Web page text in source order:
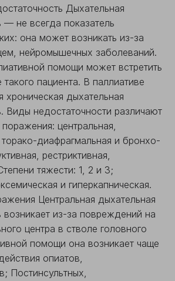
Дыхательная
— не всегда показатель
она может возникать из-за
нейромышечных заболеваний.
помощи может встретить
такого пациента. В паллиативе
хроническая дыхательная
Виды недостаточности различают
центральная,
диафрагмальная и бронхо-
рестриктивная,
тяжести: 1, 2 и 3;
и гиперкапническая.
Центральная дыхательная
возникает из-за повреждений на
центра в стволе головного
помощи она возникает чаще
опиатов,
Постинсультных,